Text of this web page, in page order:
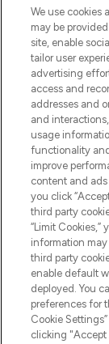
We use cookies
may be
site, enable
tailor user
advertising
access and
addresses and
and
usage
functionality
improve
content and
you click
third party
“Limit Cookies,”
information
third party
enable default
deployed. You
preferences for
Cookie
clicking "Accept